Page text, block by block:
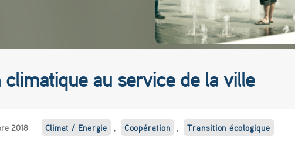
au service de la ville
2018 Climat / Energie , Coopération , Transition écologique